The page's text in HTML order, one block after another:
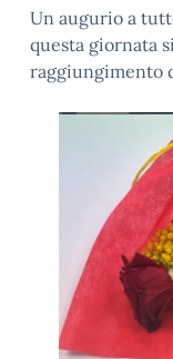
Un augurio a
questa giornata
raggiungimento